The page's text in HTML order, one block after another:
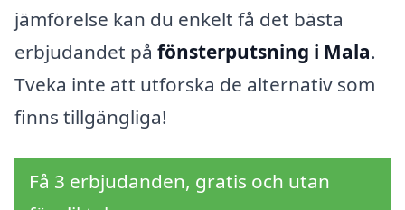
jämförelse kan du enkelt få det bästa
erbjudandet på fönsterputsning i Mala.
Tveka inte att utforska de alternativ som
finns tillgängliga!
Få 3 erbjudanden, gratis och utan